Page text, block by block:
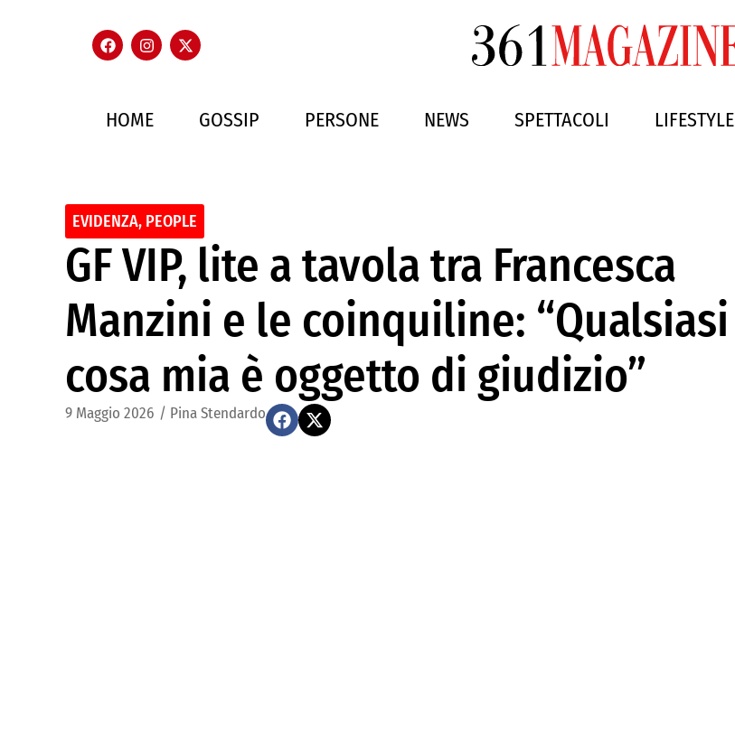
HOME GOSSIP PERSONE NEWS SPETTACOLI LIFESTYLE
EVIDENZA, PEOPLE
GF VIP, lite a tavola tra Francesca
Manzini e le coinquiline: “Qualsiasi
cosa mia è oggetto di giudizio”
9 Maggio 2026 / Pina Stendardo